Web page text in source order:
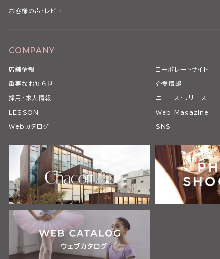
お客様の声・レビュー
COMPANY
店舗情報 コーポレートサイト
重要なお知らせ 企業情報
採用・求人情報 ニュース・リリース
LESSON Web Magazine
Webカタログ SNS